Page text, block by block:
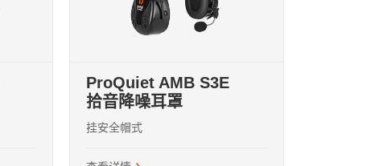
ProQuiet AMB S3E
拾音降噪耳罩
挂安全帽式